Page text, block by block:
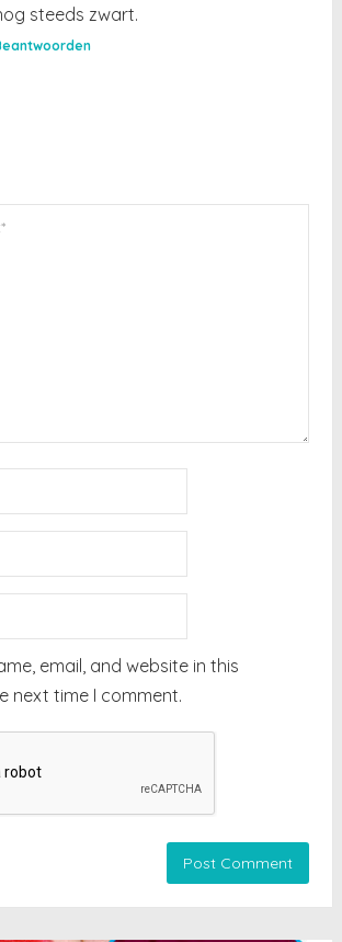
steeds zwart.
email, and website in this
next time I comment.